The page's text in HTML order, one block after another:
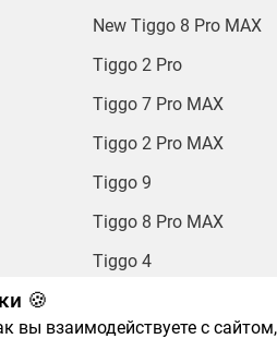
New Tiggo 8 Pro MAX
Tiggo 2 Pro
Tiggo 7 Pro MAX
Tiggo 2 Pro MAX
Tiggo 9
Tiggo 8 Pro MAX
Tiggo 4
🍪
вы взаимодействуете с